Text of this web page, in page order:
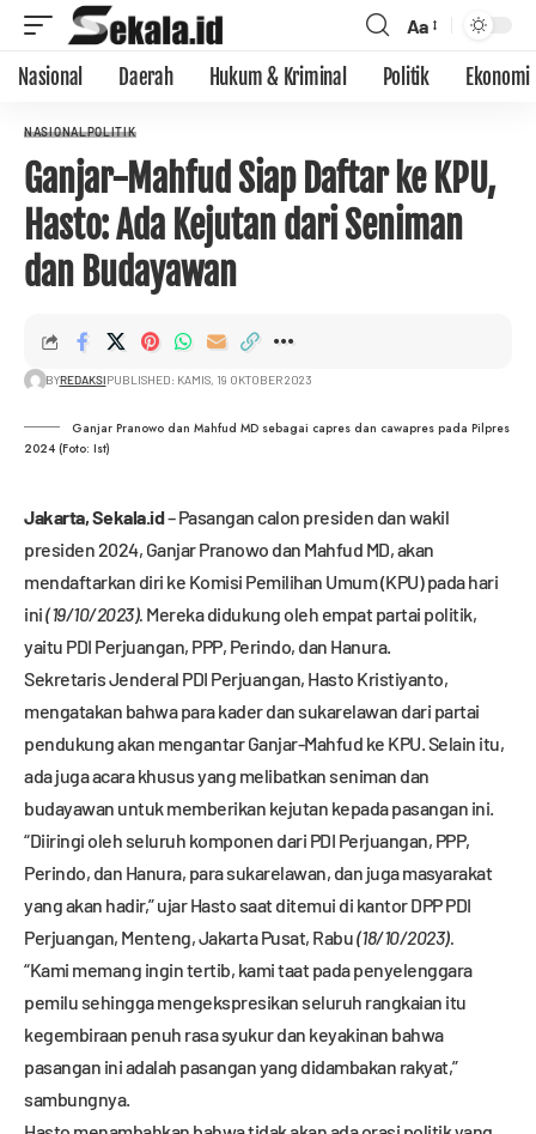
Aa
Nasional Daerah Hukum & Kriminal Politik Ekonomi
NASIONALPOLITIK
Ganjar-Mahfud Siap Daftar ke KPU,
Hasto: Ada Kejutan dari Seniman
dan Budayawan
BYREDAKSIPUBLISHED: KAMIS, 19 OKTOBER 2023
Ganjar Pranowo dan Mahfud MD sebagai capres dan cawapres pada Pilpres
2024 (Foto: Ist)
Jakarta,Sekala.id– Pasangan calon presiden dan wakil
presiden 2024, Ganjar Pranowo dan Mahfud MD, akan
mendaftarkan diri ke Komisi Pemilihan Umum (KPU) pada hari
ini(19/10/2023). Mereka didukung oleh empat partai politik,
yaitu PDI Perjuangan, PPP, Perindo, dan Hanura.
Sekretaris Jenderal PDI Perjuangan, Hasto Kristiyanto,
mengatakan bahwa para kader dan sukarelawan dari partai
pendukung akan mengantar Ganjar-Mahfud ke KPU. Selain itu,
ada juga acara khusus yang melibatkan seniman dan
budayawan untuk memberikan kejutan kepada pasangan ini.
“Diiringi oleh seluruh komponen dari PDI Perjuangan, PPP,
Perindo, dan Hanura, para sukarelawan, dan juga masyarakat
yang akan hadir,” ujar Hasto saat ditemui di kantor DPP PDI
Perjuangan, Menteng, Jakarta Pusat, Rabu(18/10/2023).
“Kami memang ingin tertib, kami taat pada penyelenggara
pemilu sehingga mengekspresikan seluruh rangkaian itu
kegembiraan penuh rasa syukur dan keyakinan bahwa
pasangan ini adalah pasangan yang didambakan rakyat,”
sambungnya.